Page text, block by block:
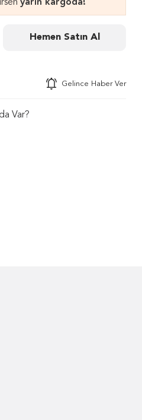
yarın kargoda!
Hemen Satın Al
Gelince Haber Ver
Var?